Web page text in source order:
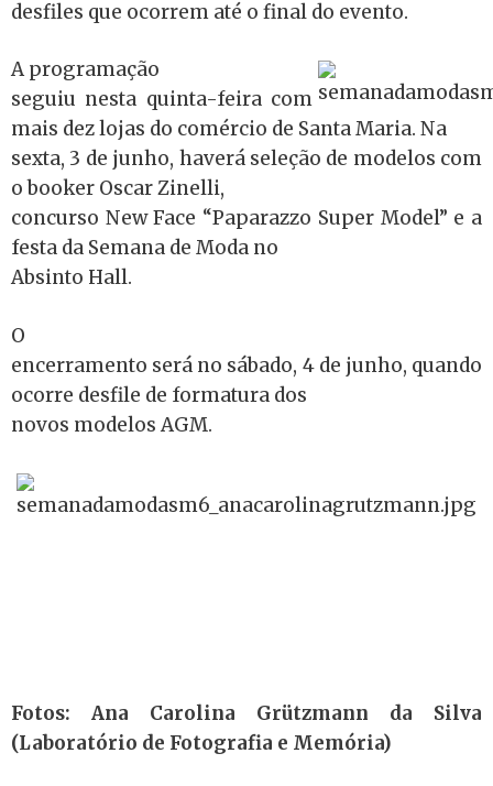
desfiles que ocorrem até o final do evento.
A programação
seguiu nesta quinta-feira com
mais dez lojas do comércio de Santa Maria. Na
sexta, 3 de junho, haverá seleção de modelos com
o booker Oscar Zinelli,
concurso New Face “Paparazzo Super Model” e a
festa da Semana de Moda no
Absinto Hall.
O
encerramento será no sábado, 4 de junho, quando
ocorre desfile de formatura dos
novos modelos AGM.
Fotos: Ana Carolina Grützmann da Silva
(Laboratório de Fotografia e Memória)